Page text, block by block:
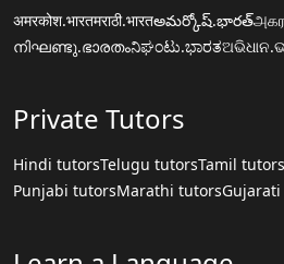
अमरकोश.भारतमराठी.भारतఅమర్కోష్.భారత్
നിഘണ്ടു.ഭാരതംನಿಘಂಟು.ಭಾರತ
Private Tutors
Hindi tutorsTelugu tutorsTamil tutors
Punjabi tutorsMarathi tutors